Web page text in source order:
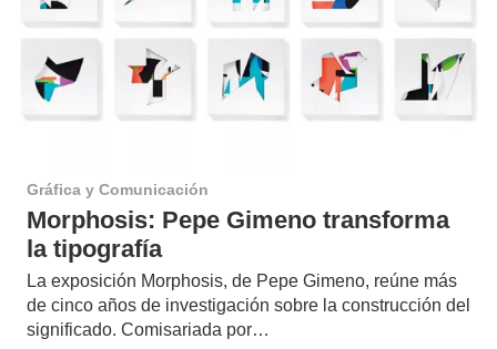
Gráfica y Comunicación
Morphosis: Pepe Gimeno transforma
la tipografía
La exposición Morphosis, de Pepe Gimeno, reúne más
de cinco años de investigación sobre la construcción del
significado. Comisariada por…